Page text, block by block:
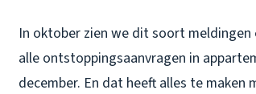
In oktober zien we dit soort
alle ontstoppingsaanvragen in
december. En dat heeft alles te